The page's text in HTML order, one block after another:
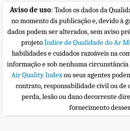
Aviso de uso: Todos os dados da
no momento da publicação e, devido à
dados podem ser alterados, sem aviso
projetoÍndice de Qualidade do Ar
habilidades e cuidados razoáveis na
informação e sob nenhuma circunstância
Air Quality Indexou seus agentes
contrato, responsabilidade civil ou
perda, lesão ou dano decorrente
fornecimento